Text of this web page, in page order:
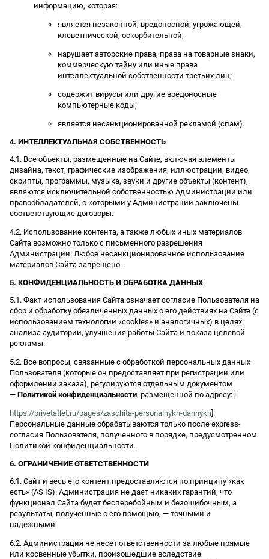
информацию, которая:
является незаконной, вредоносной, угрожающей,
клеветнической, оскорбительной;
нарушает авторские права, права на товарные знаки,
коммерческую тайну или иные права
интеллектуальной собственности третьих лиц;
содержит вирусы или другие вредоносные
компьютерные коды;
является несанкционированной рекламой (спам).
4. ИНТЕЛЛЕКТУАЛЬНАЯ СОБСТВЕННОСТЬ
4.1. Все объекты, размещенные на Сайте, включая элементы
дизайна, текст, графические изображения, иллюстрации, видео,
скрипты, программы, музыка, звуки и другие объекты (контент),
являются исключительной собственностью Администрации или
правообладателей, с которыми у Администрации заключены
соответствующие договоры.
4.2. Использование контента, а также любых иных материалов
Сайта возможно только с письменного разрешения
Администрации. Любое несанкционированное использование
материалов Сайта запрещено.
5. КОНФИДЕНЦИАЛЬНОСТЬ И ОБРАБОТКА ДАННЫХ
5.1. Факт использования Сайта означает согласие Пользователя на
сбор и обработку обезличенных данных о его действиях на Сайте (с
использованием технологии «cookies» и аналогичных) в целях
анализа аудитории, улучшения работы Сайта и показа целевой
рекламы.
5.2. Все вопросы, связанные с обработкой персональных данных
Пользователя (которые он предоставляет при регистрации или
оформлении заказа), регулируются отдельным документом
— Политикой конфиденциальности, размещенной по адресу: [
https://privetatlet.ru/pages/zaschita-personalnykh-dannykh ].
Персональные данные обрабатываются только после express-
согласия Пользователя, полученного в порядке, предусмотренном
Политикой конфиденциальности.
6. ОГРАНИЧЕНИЕ ОТВЕТСТВЕННОСТИ
6.1. Сайт и весь его контент предоставляются по принципу «как
есть» (AS IS). Администрация не дает никаких гарантий, что
функционал Сайта будет бесперебойным и безошибочным, а
результаты, полученные с его помощью, — точными и
надежными.
6.2. Администрация не несет ответственности за любые прямые
или косвенные убытки, произошедшие вследствие